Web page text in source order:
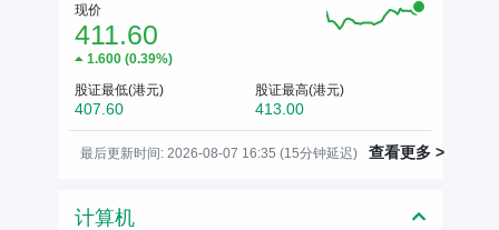
现价
411.60
1.600(0.39%)
股证最低(港元)
407.60
股证最高(港元)
413.00
最后更新时间: 2026-08-07 16:35 (15分钟延迟) 查看更多 >
计算机